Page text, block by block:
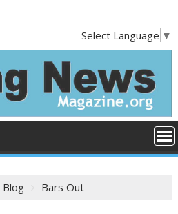
Select Language ▼
Blog Bars Out